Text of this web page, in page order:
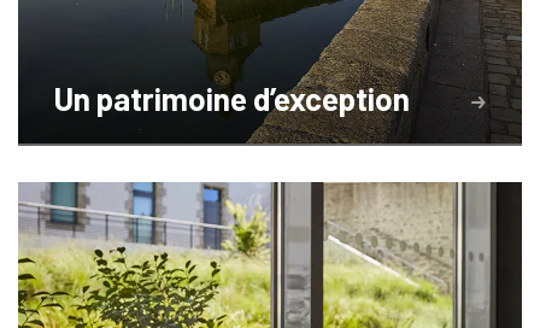
Un patrimoine d’exception